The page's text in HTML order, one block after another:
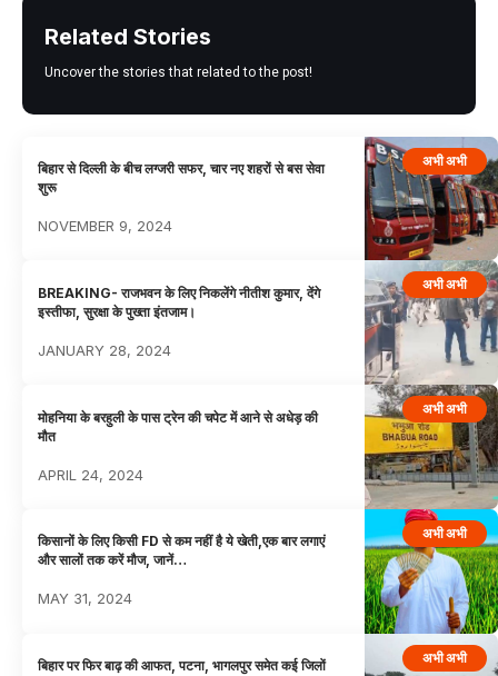
Related Stories
Uncover the stories that related to the post!
अभी अभी
बिहार से दिल्ली के बीच लग्जरी सफर, चार नए शहरों से बस सेवा
शुरू
NOVEMBER 9, 2024
अभी अभी
BREAKING- राजभवन के लिए निकलेंगे नीतीश कुमार, देंगे
इस्तीफा, सुरक्षा के पुख्ता इंतजाम।
JANUARY 28, 2024
अभी अभी
मोहनिया के बरहुली के पास ट्रेन की चपेट में आने से अधेड़ की
मौत
APRIL 24, 2024
अभी अभी
किसानों के लिए किसी FD से कम नहीं है ये खेती,एक बार लगाएं
और सालों तक करें मौज, जानें…
MAY 31, 2024
अभी अभी
बिहार पर फिर बाढ़ की आफत, पटना, भागलपुर समेत कई जिलों